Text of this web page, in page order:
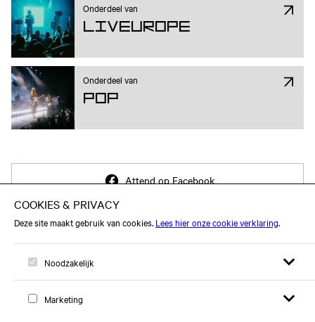
Onderdeel van
Liveurope
Onderdeel van
Pop
Attend op Facebook